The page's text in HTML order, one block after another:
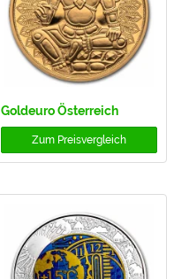
Goldeuro Österreich
Zum Preisvergleich